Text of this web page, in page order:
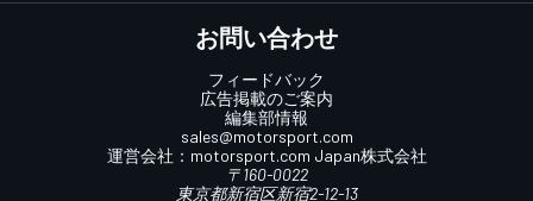
お問い合わせ
フィードバック
広告掲載のご案内
編集部情報
sales@motorsport.com
運営会社： motorsport.com Japan株式会社
〒160-0022
東京都新宿区新宿2-12-13